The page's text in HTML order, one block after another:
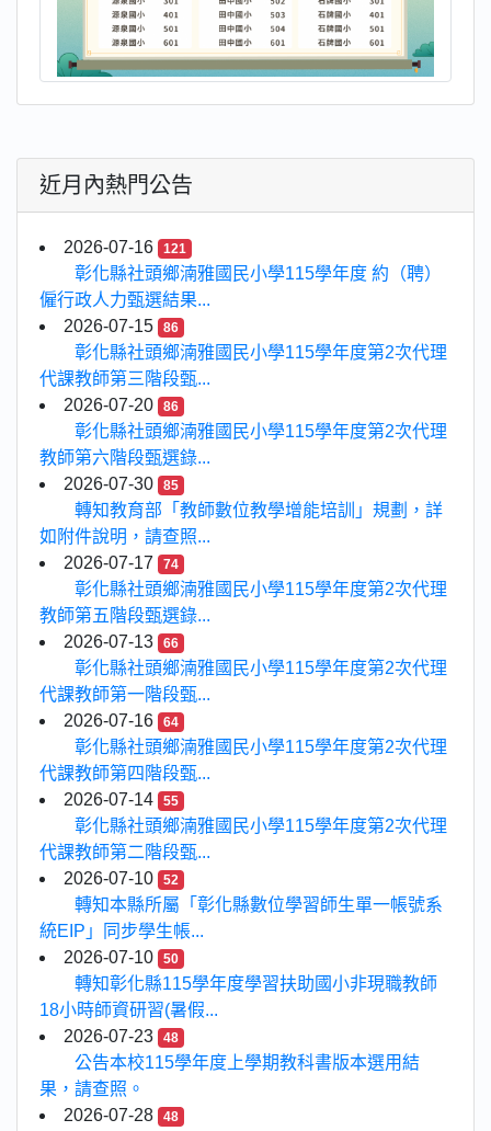
近月內熱門公告
2026-07-16 121
彰化縣社頭鄉湳雅國民小學115學年度 約（聘）
僱行政人力甄選結果...
2026-07-15
86
彰化縣社頭鄉湳雅國民小學115學年度第2次代理
代課教師第三階段甄...
2026-07-20
86
彰化縣社頭鄉湳雅國民小學115學年度第2次代理
教師第六階段甄選錄...
2026-07-30
85
轉知教育部「教師數位教學增能培訓」規劃，詳
如附件說明，請查照...
2026-07-17
74
彰化縣社頭鄉湳雅國民小學115學年度第2次代理
教師第五階段甄選錄...
2026-07-13
66
彰化縣社頭鄉湳雅國民小學115學年度第2次代理
代課教師第一階段甄...
2026-07-16
64
彰化縣社頭鄉湳雅國民小學115學年度第2次代理
代課教師第四階段甄...
2026-07-14
55
彰化縣社頭鄉湳雅國民小學115學年度第2次代理
代課教師第二階段甄...
2026-07-10
52
轉知本縣所屬「彰化縣數位學習師生單一帳號系
統EIP」同步學生帳...
2026-07-10
50
轉知彰化縣115學年度學習扶助國小非現職教師
18小時師資研習(暑假...
2026-07-23
48
公告本校115學年度上學期教科書版本選用結
果，請查照。
2026-07-28
48